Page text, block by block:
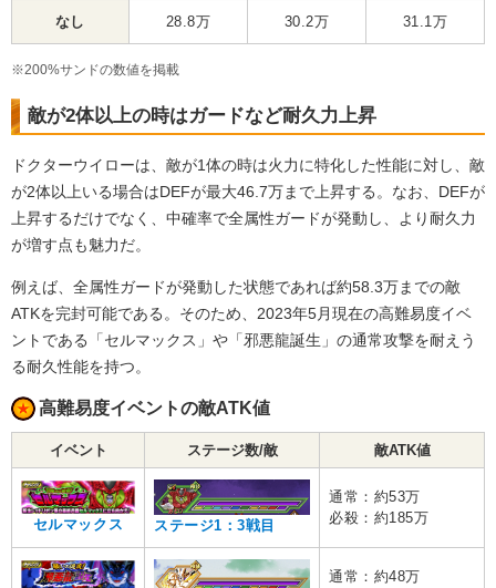
なし 28.8万 30.2万 31.1万
※200%サンドの数値を掲載
敵が2体以上の時はガードなど耐久力上昇
ドクターウイローは、敵が1体の時は火力に特化した性能に対し、敵
が2体以上いる場合はDEFが最大46.7万まで上昇する。なお、DEFが
上昇するだけでなく、中確率で全属性ガードが発動し、より耐久力
が増す点も魅力だ。
例えば、全属性ガードが発動した状態であれば約58.3万までの敵
ATKを完封可能である。そのため、2023年5月現在の高難易度イベ
ントである「セルマックス」や「邪悪龍誕生」の通常攻撃を耐えう
る耐久性能を持つ。
高難易度イベントの敵ATK値
イベント ステージ数/敵 敵ATK値
セルマックス ステージ1：3戦目
通常：約53万
必殺：約185万
通常：約48万